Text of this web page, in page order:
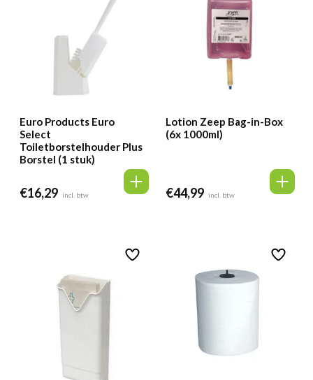
Euro Products Euro
Select
Toiletborstelhouder Plus
Borstel (1 stuk)
€16,29 incl. btw
Lotion Zeep Bag-in-Box
(6x 1000ml)
€44,99 incl. btw